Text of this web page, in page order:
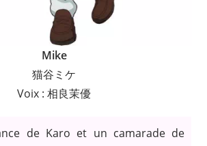
Mike
猫谷ミケ
Voix : 相良茉優
de Karo et un camarade de